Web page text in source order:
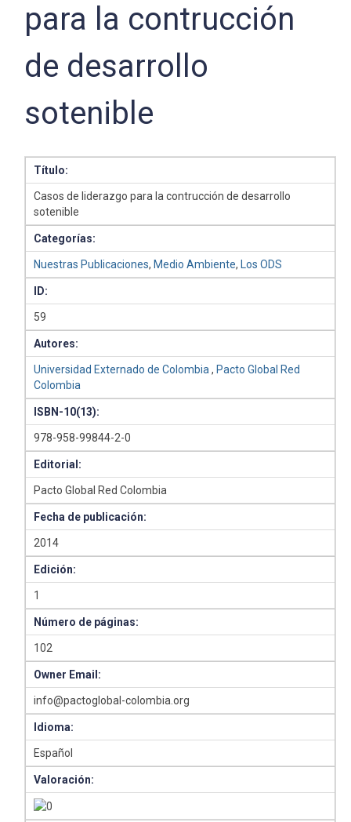
para la contrucción
de desarrollo
sotenible
Título:
Casos de liderazgo para la contrucción de desarrollo
sotenible
Categorías:
Nuestras Publicaciones, Medio Ambiente, Los ODS
ID:
59
Autores:
Universidad Externado de Colombia , Pacto Global Red
Colombia
ISBN-10(13):
978-958-99844-2-0
Editorial:
Pacto Global Red Colombia
Fecha de publicación:
2014
Edición:
1
Número de páginas:
102
Owner Email:
info@pactoglobal-colombia.org
Idioma:
Español
Valoración: